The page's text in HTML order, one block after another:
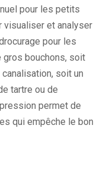
pour les petits
visualiser et analyser
pour les
bouchons, soit
soit un
tartre ou de
permet de
qui empêche le bon